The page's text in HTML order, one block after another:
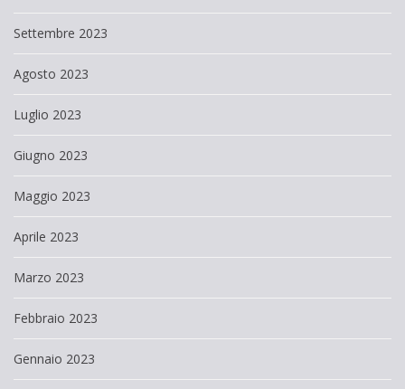
Settembre 2023
Agosto 2023
Luglio 2023
Giugno 2023
Maggio 2023
Aprile 2023
Marzo 2023
Febbraio 2023
Gennaio 2023